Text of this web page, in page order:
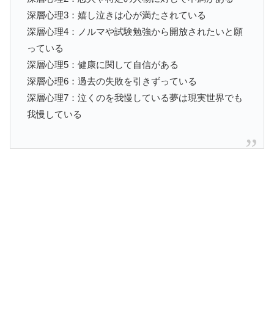
深層心理3：嬉し泣きは心が満たされている
深層心理4：ノルマや試験勉強から開放されたいと願
っている
深層心理5：健康に関して自信がある
深層心理6：過去の失敗を引きずっている
深層心理7：泣くのを我慢している夢は現実世界でも
我慢している